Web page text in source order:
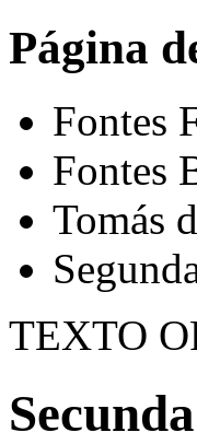
Página
Fontes
Fontes
Tomás
TEXTO